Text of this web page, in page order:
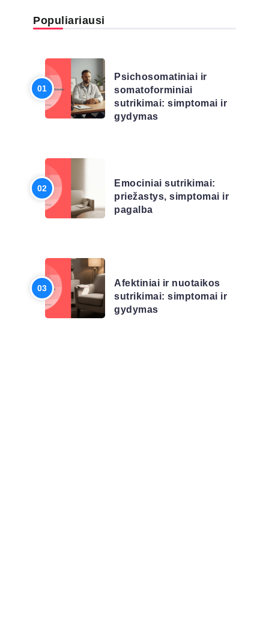
Populiariausi
Psichosomatiniai ir
somatoforminiai
sutrikimai: simptomai ir
gydymas
Emociniai sutrikimai:
priežastys, simptomai ir
pagalba
Afektiniai ir nuotaikos
sutrikimai: simptomai ir
gydymas